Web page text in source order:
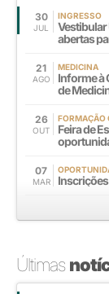
30
JUL
INGRESSO
abertas
21
AGO
MEDICINA
Informe à
de
26
OUT
FORMAÇÃO
Feira de
07
MAR
Últimas